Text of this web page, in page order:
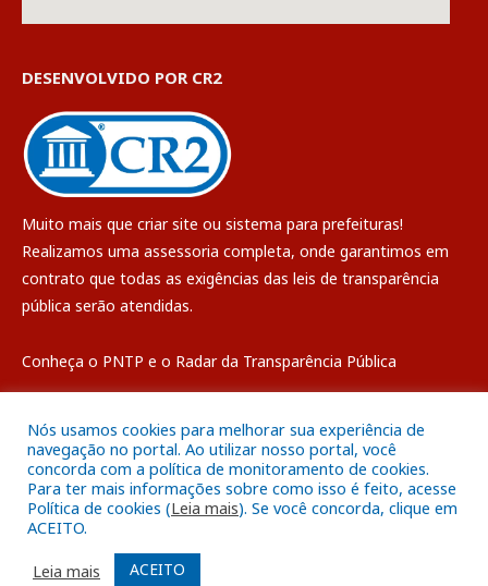
DESENVOLVIDO POR CR2
Muito mais que criar site ou sistema para prefeituras!
Realizamos uma assessoria completa, onde garantimos em
contrato que todas as exigências das leis de transparência
pública serão atendidas.
Conheça o PNTP e o Radar da Transparência Pública
Todos os direitos reservados a Câmara Municipal de Breves
Mapa do Site
Acessar o Webmail
Nós usamos cookies para melhorar sua experiência de
navegação no portal. Ao utilizar nosso portal, você
concorda com a política de monitoramento de cookies.
Para ter mais informações sobre como isso é feito, acesse
Política de cookies (Leia mais). Se você concorda, clique em
ACEITO.
Leia mais
ACEITO